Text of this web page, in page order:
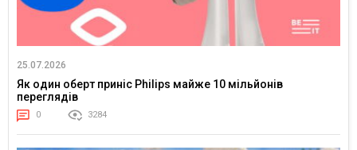
25.07.2026
Як один оберт приніс Philips майже 10 мільйонів
переглядів
0 3284